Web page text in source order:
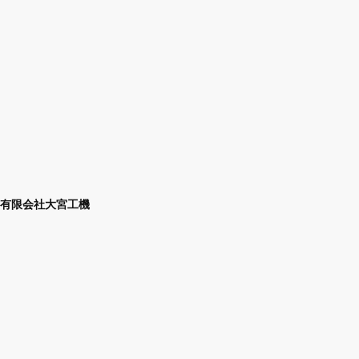
有限会社大宮工機